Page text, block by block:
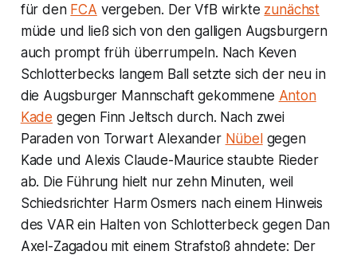
für den FCA vergeben. Der VfB wirkte zunächst
müde und ließ sich von den galligen Augsburgern
auch prompt früh überrumpeln. Nach Keven
Schlotterbecks langem Ball setzte sich der neu in
die Augsburger Mannschaft gekommene Anton
Kade gegen Finn Jeltsch durch. Nach zwei
Paraden von Torwart Alexander Nübelgegen
Kade und Alexis Claude-Maurice staubte Rieder
ab. Die Führung hielt nur zehn Minuten, weil
Schiedsrichter Harm Osmers nach einem Hinweis
des VAR ein Halten von Schlotterbeck gegen Dan
Axel-Zagadou mit einem Strafstoß ahndete: Der